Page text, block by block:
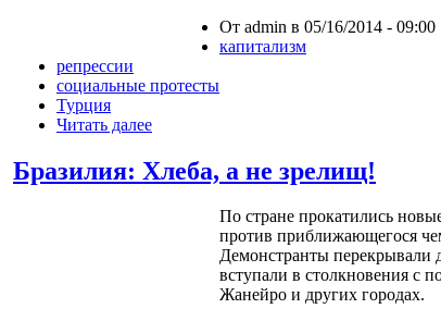
От admin в 05/16/2014 - 09:00
капитализм
репрессии
социальные протесты
Турция
Читать далее
Бразилия: Хлеба, а не зрелищ!
По стране прокатились
против приближающегося
Демонстранты перекрывали
вступали в столкновения с
Жанейро и других городах.